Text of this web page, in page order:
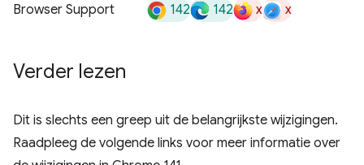
Browser Support 142 142 x x
Verder lezen
Dit is slechts een greep uit de belangrijkste wijzigingen.
Raadpleeg de volgende links voor meer informatie over